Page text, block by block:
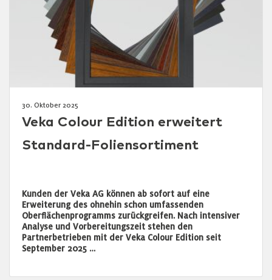
30. Oktober 2025
Veka Colour Edition erweitert
Standard-Foliensortiment
Kunden der Veka AG können ab sofort auf eine
Erweiterung des ohnehin schon umfassenden
Oberflächenprogramms zurückgreifen. Nach intensiver
Analyse und Vorbereitungszeit stehen den
Partnerbetrieben mit der Veka Colour Edition seit
September 2025 …